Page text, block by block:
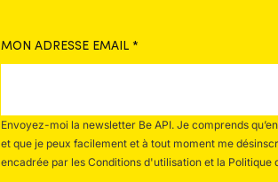
MON ADRESSE EMAIL *
Envoyez-moi la newsletter Be API. Je comprends
et que je peux facilement et à tout moment me
encadrée par les Conditions d'utilisation et la Politique